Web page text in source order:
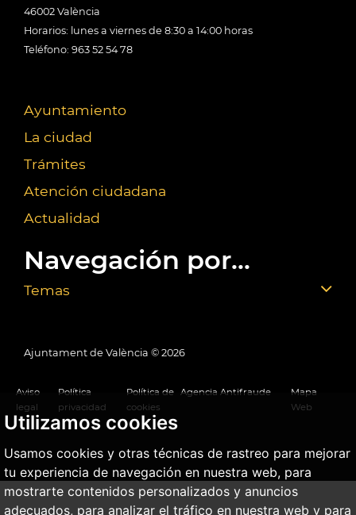
Utilizamos cookies
Usamos cookies y otras técnicas de rastreo para mejorar
tu experiencia de navegación en nuestra web, para
mostrarte contenidos personalizados y anuncios
adecuados, para analizar el tráfico en nuestra web y para
46002 València
Horarios: lunes a viernes de 8:30 a 14:00 horas
Teléfono: 963 52 54 78
Ayuntamiento
La ciudad
Trámites
Atención ciudadana
Actualidad
Navegación por...
Temas
Ajuntament de València © 2026
Aviso
legal
Política
privacidad
Política de
cookies
Agencia Antifraude
Mapa
Web